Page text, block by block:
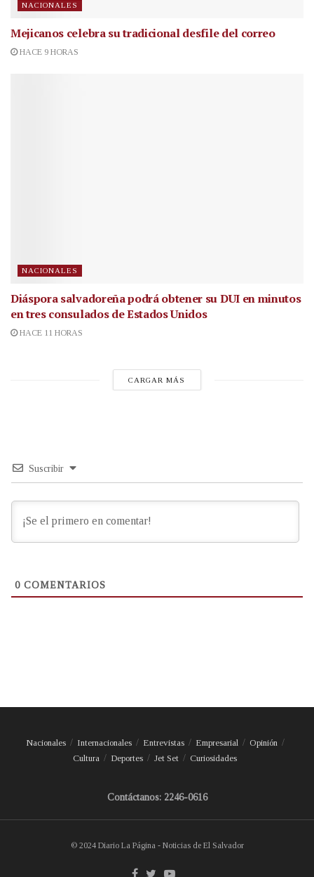
NACIONALES
Mejicanos celebra su tradicional desfile del correo
HACE 9 HORAS
NACIONALES
Diáspora salvadoreña podrá obtener su DUI en minutos
en tres consulados de Estados Unidos
HACE 11 HORAS
CARGAR MÁS
Suscribir
0 COMENTARIOS
Nacionales Internacionales Entrevistas Empresarial
Opinión
Cultura
Deportes Jet Set Curiosidades
Contáctanos: 2246-0616
© 2024 Diario La Página - Noticias de El Salvador